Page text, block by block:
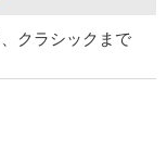
クラシックまで